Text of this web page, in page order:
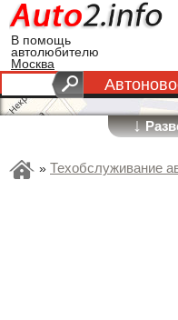
В помощь
автолюбителю
Москва
↓
» Техобслуживание